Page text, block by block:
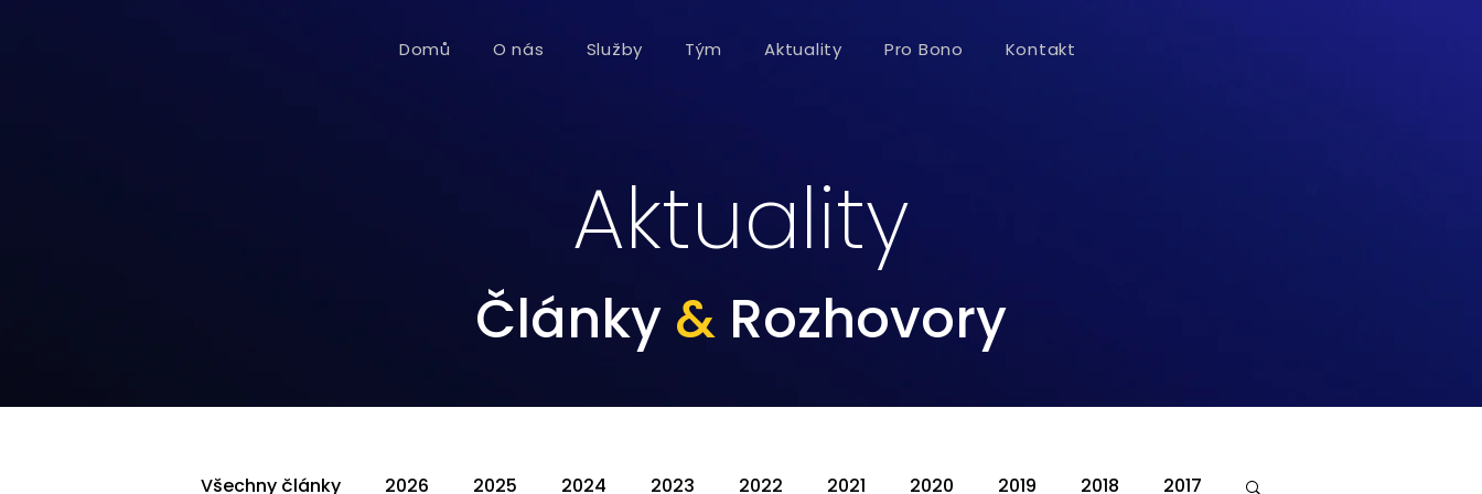
Domů O nás Služby Tým Aktuality Pro Bono Kontakt
Aktuality
Články & Rozhovory
Všechny články 2026 2025 2024 2023 2022 2021 2020 2019 2018 2017